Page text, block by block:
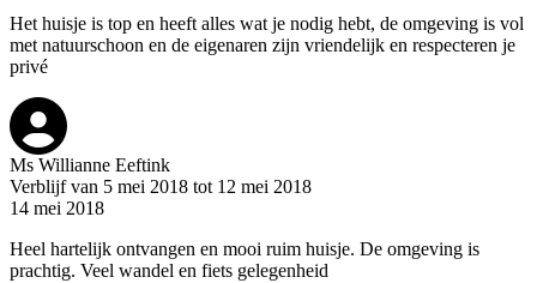
Het huisje is top en heeft alles wat je nodig hebt, de omgeving is vol
met natuurschoon en de eigenaren zijn vriendelijk en respecteren je
privé
Ms Willianne Eeftink
Verblijf van 5 mei 2018 tot 12 mei 2018
14 mei 2018
Heel hartelijk ontvangen en mooi ruim huisje. De omgeving is
prachtig. Veel wandel en fiets gelegenheid